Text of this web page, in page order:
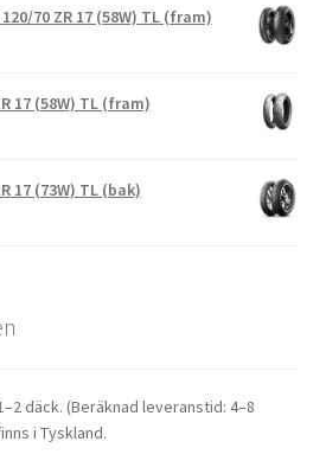
70 ZR 17 (58W) TL (fram)
17 (58W) TL (fram)
17 (73W) TL (bak)
däck. (Beräknad leveranstid: 4–8
i Tyskland.